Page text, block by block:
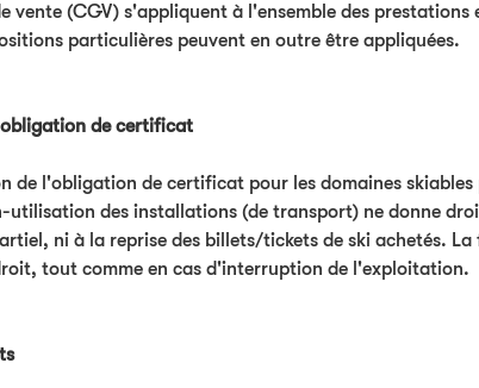
vente (CGV) s'appliquent à l'ensemble des
particulières peuvent en outre être appliquées.
de certificat
de l'obligation de certificat pour les domaines
utilisation des installations (de transport) ne donne
ni à la reprise des billets/tickets de ski achetés.
tout comme en cas d'interruption de l'exploitation.